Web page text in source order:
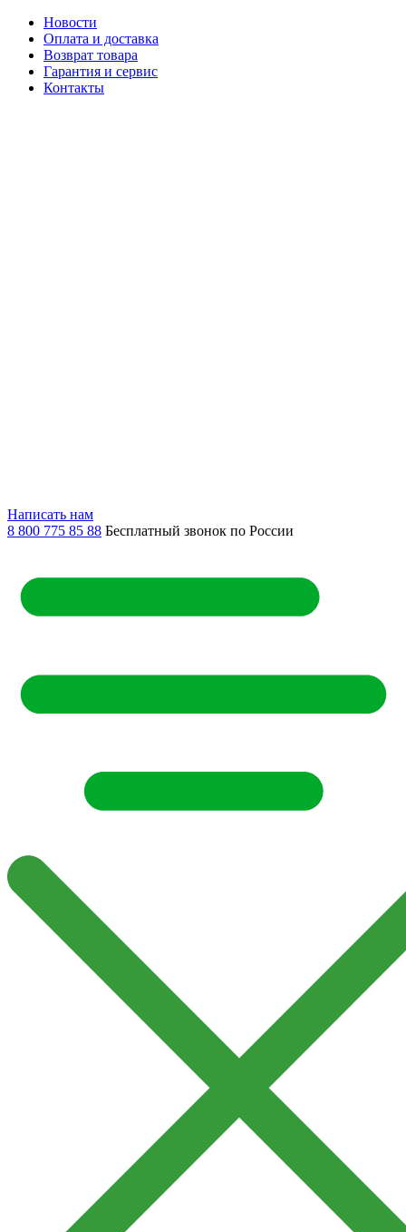
Новости
Оплата и доставка
Возврат товара
Гарантия и сервис
Контакты
Написать нам
8 800 775 85 88 Бесплатный звонок по России